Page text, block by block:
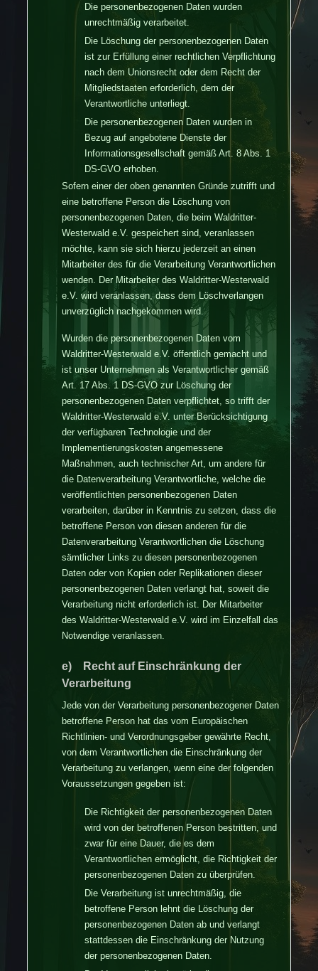
Die personenbezogenen Daten wurden
unrechtmäßig verarbeitet.
Die Löschung der personenbezogenen Daten
ist zur Erfüllung einer rechtlichen Verpflichtung
nach dem Unionsrecht oder dem Recht der
Mitgliedstaaten erforderlich, dem der
Verantwortliche unterliegt.
Die personenbezogenen Daten wurden in
Bezug auf angebotene Dienste der
Informationsgesellschaft gemäß Art. 8 Abs. 1
DS-GVO erhoben.
Sofern einer der oben genannten Gründe zutrifft und
eine betroffene Person die Löschung von
personenbezogenen Daten, die beim Waldritter-
Westerwald e.V. gespeichert sind, veranlassen
möchte, kann sie sich hierzu jederzeit an einen
Mitarbeiter des für die Verarbeitung Verantwortlichen
wenden. Der Mitarbeiter des Waldritter-Westerwald
e.V. wird veranlassen, dass dem Löschverlangen
unverzüglich nachgekommen wird.
Wurden die personenbezogenen Daten vom
Waldritter-Westerwald e.V. öffentlich gemacht und
ist unser Unternehmen als Verantwortlicher gemäß
Art. 17 Abs. 1 DS-GVO zur Löschung der
personenbezogenen Daten verpflichtet, so trifft der
Waldritter-Westerwald e.V. unter Berücksichtigung
der verfügbaren Technologie und der
Implementierungskosten angemessene
Maßnahmen, auch technischer Art, um andere für
die Datenverarbeitung Verantwortliche, welche die
veröffentlichten personenbezogenen Daten
verarbeiten, darüber in Kenntnis zu setzen, dass die
betroffene Person von diesen anderen für die
Datenverarbeitung Verantwortlichen die Löschung
sämtlicher Links zu diesen personenbezogenen
Daten oder von Kopien oder Replikationen dieser
personenbezogenen Daten verlangt hat, soweit die
Verarbeitung nicht erforderlich ist. Der Mitarbeiter
des Waldritter-Westerwald e.V. wird im Einzelfall das
Notwendige veranlassen.
e) Recht auf Einschränkung der
Verarbeitung
Jede von der Verarbeitung personenbezogener Daten
betroffene Person hat das vom Europäischen
Richtlinien- und Verordnungsgeber gewährte Recht,
von dem Verantwortlichen die Einschränkung der
Verarbeitung zu verlangen, wenn eine der folgenden
Voraussetzungen gegeben ist:
Die Richtigkeit der personenbezogenen Daten
wird von der betroffenen Person bestritten, und
zwar für eine Dauer, die es dem
Verantwortlichen ermöglicht, die Richtigkeit der
personenbezogenen Daten zu überprüfen.
Die Verarbeitung ist unrechtmäßig, die
betroffene Person lehnt die Löschung der
personenbezogenen Daten ab und verlangt
stattdessen die Einschränkung der Nutzung
der personenbezogenen Daten.